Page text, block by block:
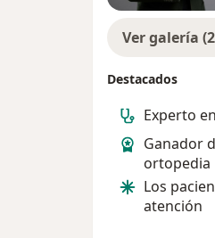
Ver galería
Destacados
Experto
Ganador
ortopedia
Los
atención